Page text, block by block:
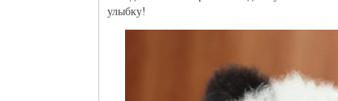
улыбку!